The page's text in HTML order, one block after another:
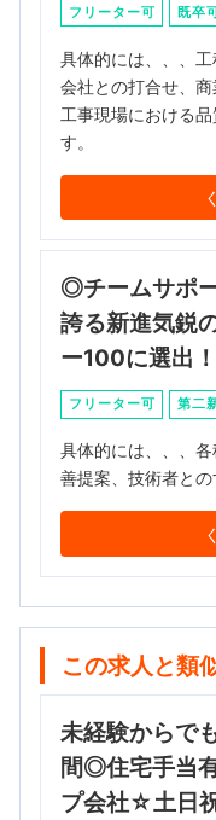
フリーター可 既卒
具体的には、、、
会社との打合せ、商
工事現場における
す。
◎チームサポ
誇る新進気鋭
ー100に選出
フリーター可 第二
具体的には、、、
善提案、技術者と
この求人と類
未経験からで
間◎住宅手当
プ会社☆土日